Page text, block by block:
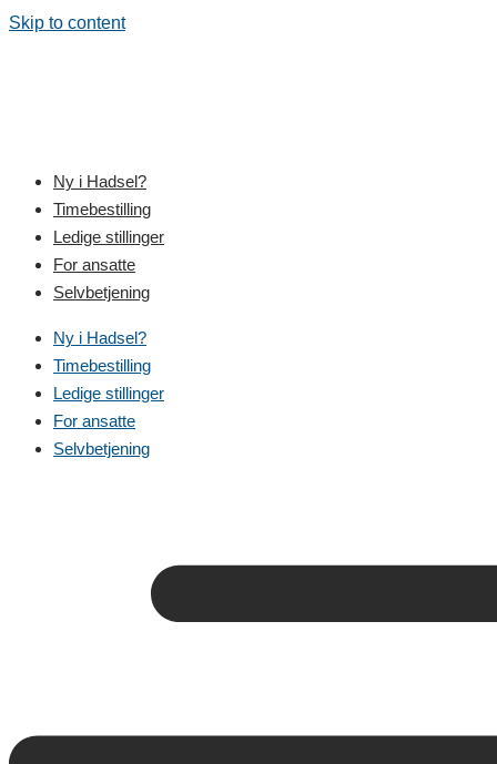
Skip to content
Ny i Hadsel?
Timebestilling
Ledige stillinger
For ansatte
Selvbetjening
Ny i Hadsel?
Timebestilling
Ledige stillinger
For ansatte
Selvbetjening